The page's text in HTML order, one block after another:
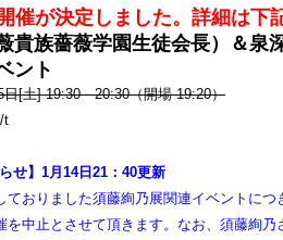
催が決定しました。詳細は下
貴族薔薇学園生徒会長）＆
ント
[土] 19:30－20:30（開場 19:20）
t
せ】1月14日21：40更新
ておりました須藤絢乃展関連イベントに
を中止とさせて頂きます。なお、須藤絢